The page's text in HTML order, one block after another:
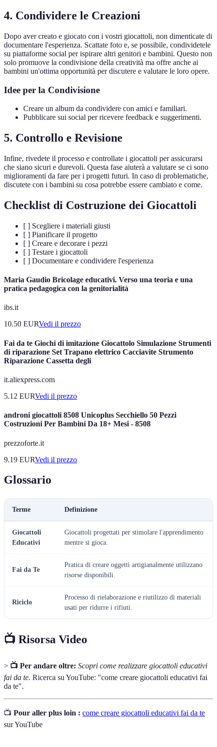
4. Condividere le Creazioni
Dopo aver creato e giocato con i vostri giocattoli, non dimenticate di
documentare l'esperienza. Scattate foto e, se possibile, condividetele
su piattaforme social per ispirare altri genitori e bambini. Questo non
solo promuove la condivisione della creatività ma offre anche ai
bambini un'ottima opportunità per discutere e valutare le loro opere.
Idee per la Condivisione
Creare un album da condividere con amici e familiari.
Pubblicare sui social per ricevere feedback e suggerimenti.
5. Controllo e Revisione
Infine, rivedete il processo e controllate i giocattoli per assicurarsi
che siano sicuri e durevoli. Questa fase aiuterà a valutare se ci sono
miglioramenti da fare per i progetti futuri. In caso di problematiche,
discutete con i bambini su cosa potrebbe essere cambiato e come.
Checklist di Costruzione dei Giocattoli
[ ] Scegliere i materiali giusti
[ ] Pianificare il progetto
[ ] Creare e decorare i pezzi
[ ] Testare i giocattoli
[ ] Documentare e condividere l'esperienza
Maria Gaudio Bricolage educativi. Verso una teoria e una
pratica pedagogica con la genitorialità
ibs.it
10.50 EURVedi il prezzo
Fai da te Giochi di imitazione Giocattolo Simulazione Strumenti
di riparazione Set Trapano elettrico Cacciavite Strumento
Riparazione Cassetta degli
it.aliexpress.com
5.12 EURVedi il prezzo
androni giocattoli 8508 Unicoplus Secchiello 50 Pezzi
Costruzioni Per Bambini Da 18+ Mesi - 8508
prezzoforte.it
9.19 EURVedi il prezzo
Glossario
Terme Definizione
Giocattoli
Educativi
Giocattoli progettati per stimolare l'apprendimento
mentre si gioca.
Fai da Te
Pratica di creare oggetti artigianalmente utilizzano
risorse disponibili.
Riciclo
Processo di rielaborazione e riutilizzo di materiali
usati per ridurre i rifiuti.
📺 Risorsa Video
> 📺 Per andare oltre: Scopri come realizzare giocattoli educativi
fai da te. Ricerca su YouTube: "come creare giocattoli educativi fai
da te".
📺 Pour aller plus loin : come creare giocattoli educativi fai da te
sur YouTube